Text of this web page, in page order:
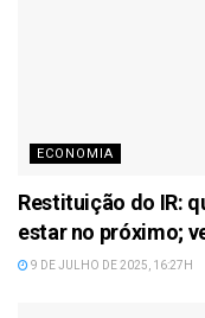
ECONOMIA
Restituição do IR:
estar no próximo;
9 DE JULHO DE 2025, 16:27H